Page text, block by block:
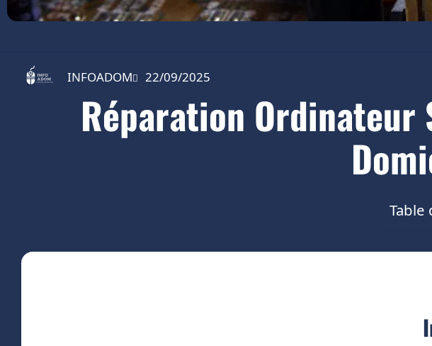
INFOADOM 22/09/2025
Réparation Ordinateur
Table